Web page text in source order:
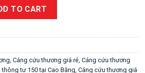
thông tư 150 PCCC tại Cao Bằng
TO CART
Cáng cứu thương giá rẻ Cáng cứu thương
tư 150 tại Cao Bằng Cáng cứu thương giá